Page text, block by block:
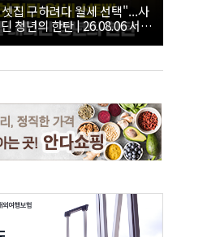
집 구하려다 월세 선택"...사
청년의 한탄 | 26.08.06 서울
회